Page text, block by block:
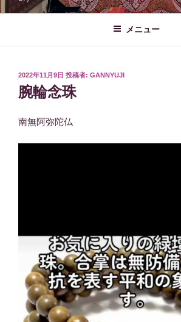
メニュー
投
稿
日:
2022年11月9日 投稿者: GANNYUJI
腕輪念珠
南無阿弥陀仏